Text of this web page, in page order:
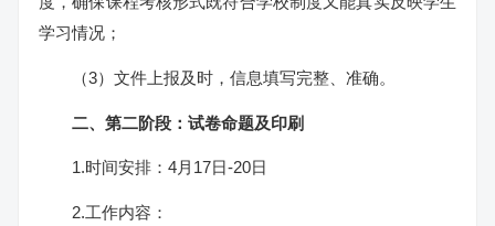
学习情况；
（3）文件上报及时，信息填写完整、准确。
二、第二阶段：试卷命题及印刷
1.时间安排：4月17日-20日
2.工作内容：